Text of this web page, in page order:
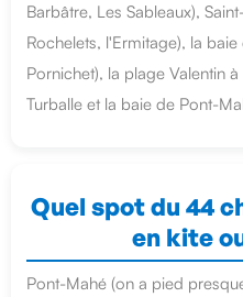
Barbâtre, Les Sableaux),
Rochelets, l'Ermitage), la
Pornichet), la plage Valentin
Turballe et la baie de Pont-
Quel spot du 44
en kite
Pont-Mahé (on a pied